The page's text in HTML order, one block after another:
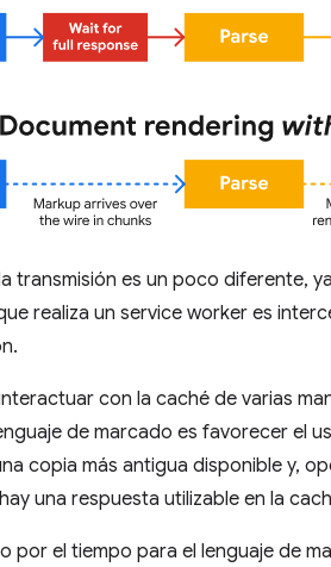
transmisión es un poco diferente,
realiza un service worker es
con la caché de varias
de marcado es favorecer el
copia más antigua disponible y,
una respuesta utilizable en la
por el tiempo para el lenguaje de